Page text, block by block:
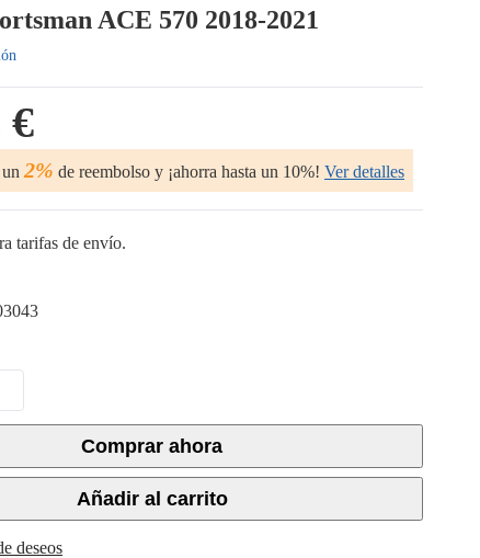
ACE 570 2018-2021
€
2% de reembolso y ¡ahorra hasta un 10%! Ver detalles
tarifas de envío.
Comprar ahora
Añadir al carrito
deseos